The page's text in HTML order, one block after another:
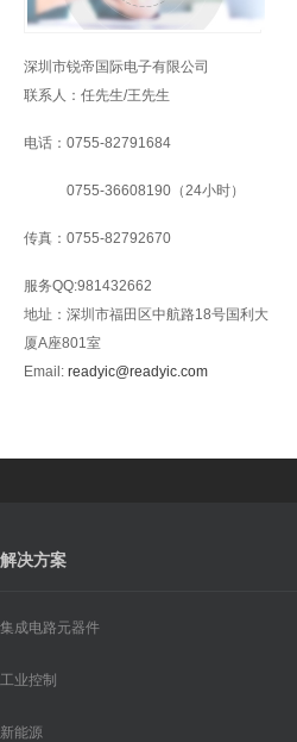
深圳市锐帝国际电子有限公司
联系人：任先生/王先生
电话：0755-82791684
0755-36608190（24小时）
传真：0755-82792670
服务QQ:981432662
地址：深圳市福田区中航路18号国利大
厦A座801室
Email: readyic@readyic.com
解决方案
集成电路元器件
工业控制
新能源